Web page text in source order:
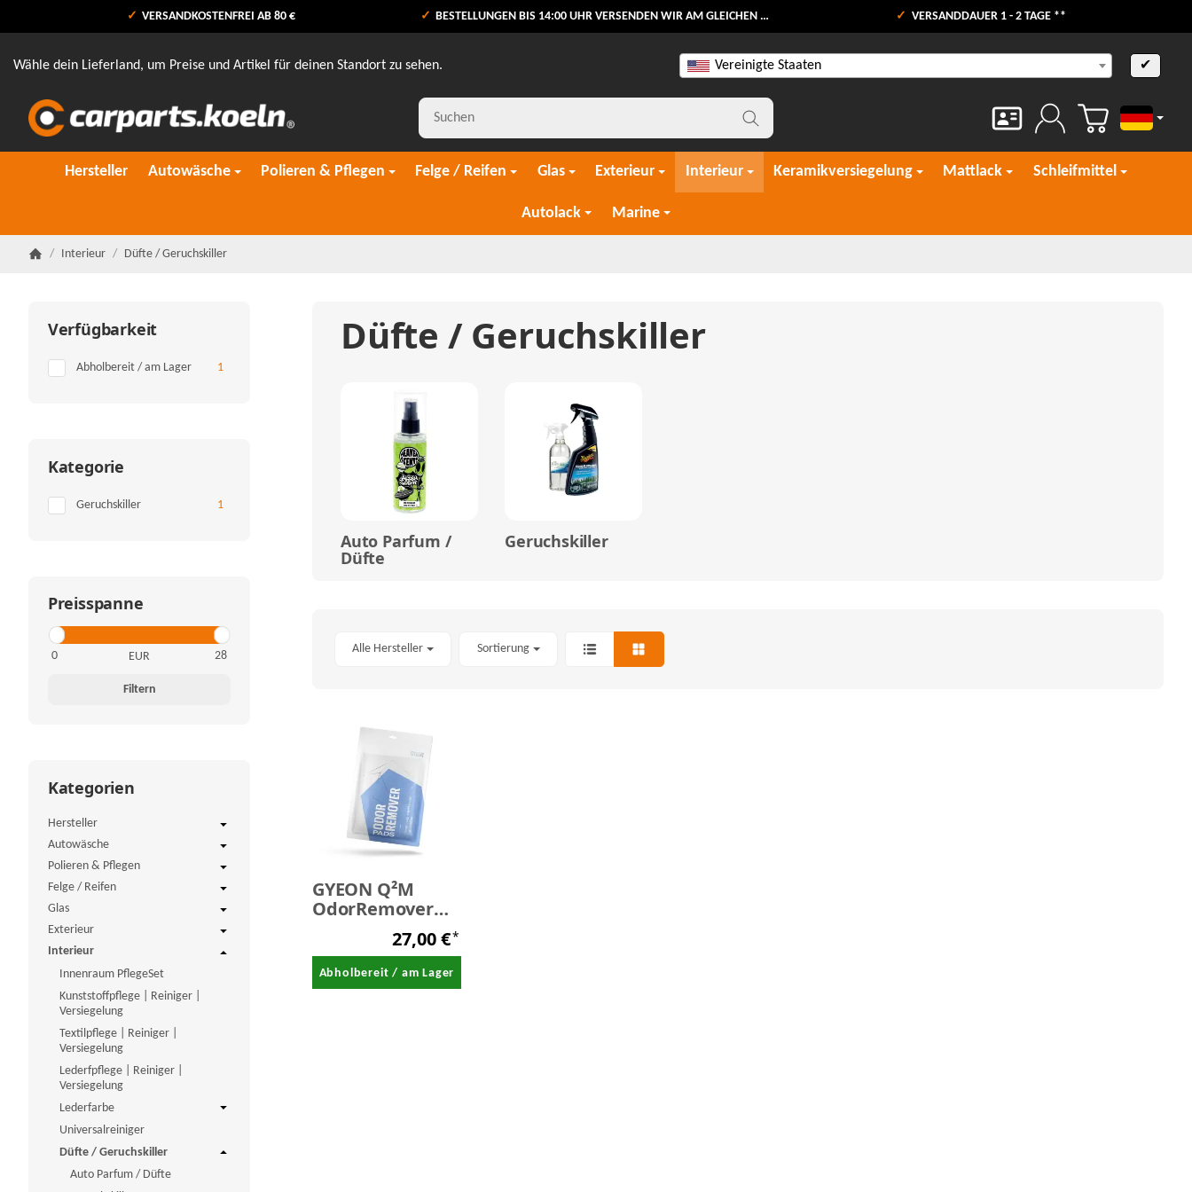
VERSANDKOSTENFREI AB 80 € BESTELLUNGEN BIS 14:00 UHR VERSENDEN WIR AM GLEICHEN WERKTAG VERSANDDAUER 1 - 2 TAGE **
Wähle dein Lieferland, um Preise und Artikel für deinen Standort zu sehen. Vereinigte Staaten ✔
Deutsch
Hersteller Autowäsche Polieren & Pflegen Felge / Reifen Glas Exterieur Interieur Keramikversiegelung Mattlack Schleifmittel
Autolack Marine
/ Interieur / Düfte / Geruchskiller
Düfte / Geruchskiller
Auto Parfum /
Düfte
Geruchskiller
Alle Hersteller Sortierung
GYEON Q²M
OdorRemover
Pads 4 Stück27,00 €*
Abholbereit / am Lager
Verfügbarkeit
Abholbereit / am Lager 1
Kategorie
Geruchskiller 1
Preisspanne
EUR
Filtern
Kategorien
Hersteller
Autowäsche
Polieren & Pflegen
Felge / Reifen
Glas
Exterieur
Interieur
Innenraum PflegeSet
Kunststoffpflege | Reiniger |
Versiegelung
Textilpflege | Reiniger |
Versiegelung
Lederfpflege | Reiniger |
Versiegelung
Lederfarbe
Universalreiniger
Düfte / Geruchskiller
Auto Parfum / Düfte